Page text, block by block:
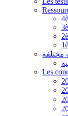
مختلفة
Les